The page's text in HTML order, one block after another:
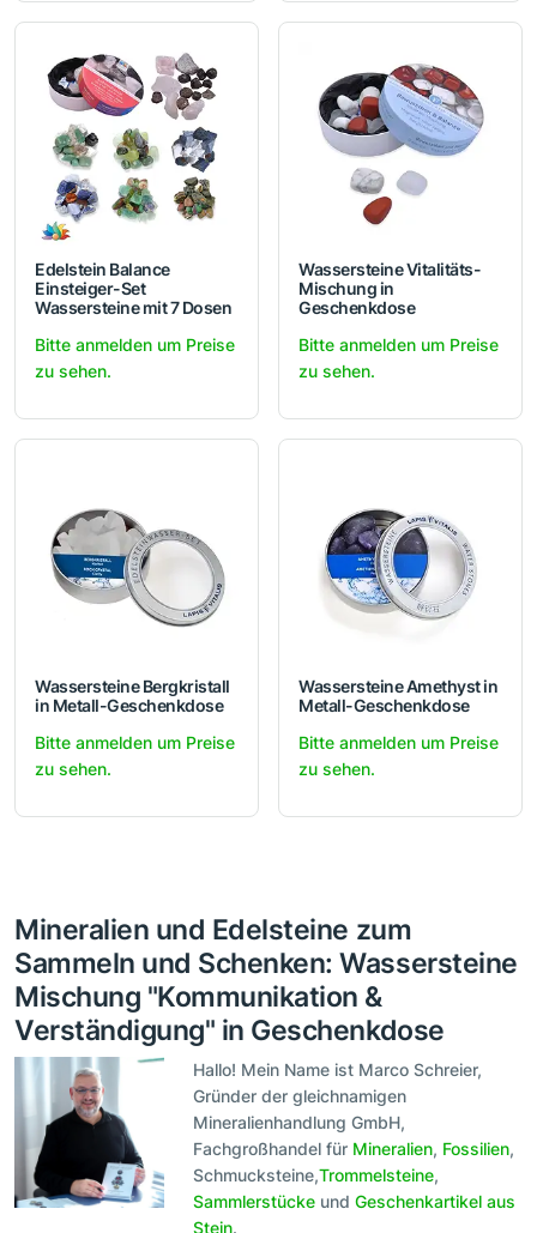
Edelstein Balance
Einsteiger-Set
Wassersteine mit 7 Dosen
Bitte anmelden um Preise
zu sehen.
Wassersteine Vitalitäts-
Mischung in
Geschenkdose
Bitte anmelden um Preise
zu sehen.
Wassersteine Bergkristall
in Metall-Geschenkdose
Bitte anmelden um Preise
zu sehen.
Wassersteine Amethyst in
Metall-Geschenkdose
Bitte anmelden um Preise
zu sehen.
Mineralien und Edelsteine zum
Sammeln und Schenken: Wassersteine
Mischung "Kommunikation &
Verständigung" in Geschenkdose
Hallo! Mein Name ist Marco Schreier,
Gründer der gleichnamigen
Mineralienhandlung GmbH,
Fachgroßhandel für Mineralien, Fossilien,
Schmucksteine,Trommelsteine,
Sammlerstücke undGeschenkartikel aus
Stein.